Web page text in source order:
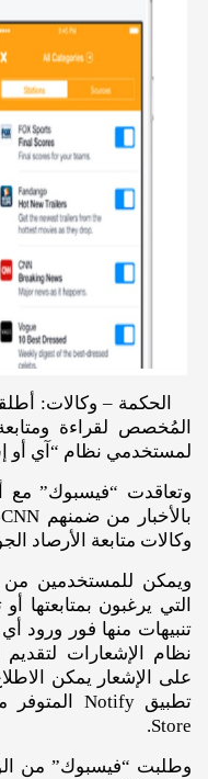
الحكمة – وكالات:
لمستخدمي نظام “آي أو
وكالات متابعة الأرصاد
ويمكن للمستخدمين من
التي يرغبون
تنبيهات منها فور ورود
نظام الإشعارات
على الإشعار يمكن
Store.
وطلبت “فيسبوك” من